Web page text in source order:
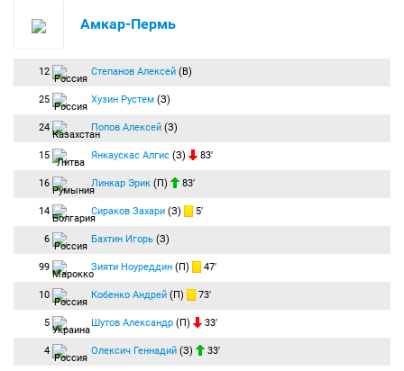
Амкар-Пермь
12 Степанов Алексей (В)
25 Хузин Рустем (З)
24 Попов Алексей (З)
15 Янкаускас Алгис (З) 83′
16 Линкар Эрик (П) 83′
14 Сираков Захари (З) 5′
6 Бахтин Игорь (З)
99 Зияти Ноуреддин (П) 47′
10 Кобенко Андрей (П) 73′
5 Шутов Александр (П) 33′
4 Олексич Геннадий (З) 33′